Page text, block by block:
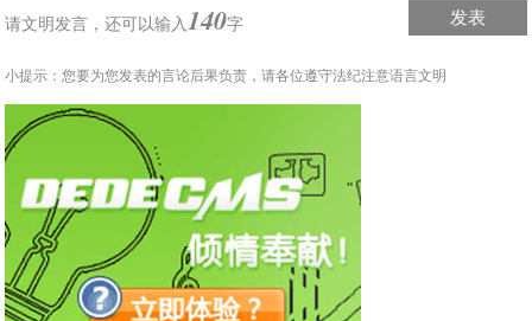
请文明发言，还可以输入 140字 发表
小提示：您要为您发表的言论后果负责，请各位遵守法纪注意语言文明